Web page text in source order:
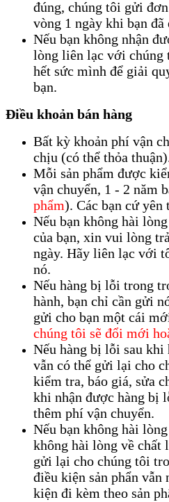
đúng, chúng tôi gửi
vòng 1 ngày khi bạn đã
Nếu bạn không nhận
lòng liên lạc với chúng
hết sức mình để giải
bạn.
Điều khoản bán hàng
Bất kỳ khoản phí vận
chịu (có thể thỏa
Mỗi sản phẩm được
vận chuyển, 1 - 2 năm
phẩm). Các bạn cứ yên
Nếu bạn không hài
của bạn, xin vui lòng
ngày. Hãy liên lạc với
nó.
Nếu hàng bị lỗi trong
hành, bạn chỉ cần gửi
gửi cho bạn một cái
chúng tôi sẽ đổi mới
Nếu hàng bị lỗi sau khi
vẫn có thể gửi lại cho
kiểm tra, báo giá, sửa
khi nhận được hàng bị
thêm phí vận chuyển.
Nếu bạn không hài
không hài lòng về chất
gửi lại cho chúng tôi
điều kiện sản phẩn vẫn
kiện đi kèm theo sản